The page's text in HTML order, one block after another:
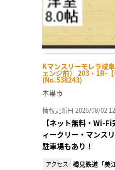
Kマンスリーモレラ岐
ェンジ前） 203・1R-
(No.538243)
本巣市
情報更新日 2026/08/02
【ネット無料・Wi-
ィークリー・マンス
駐車場もあり！
アクセス 樽見鉄道「美